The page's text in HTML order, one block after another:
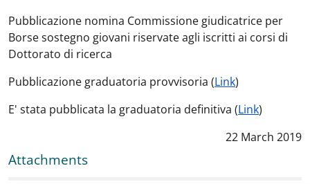
Pubblicazione nomina Commissione giudicatrice per
Borse sostegno giovani riservate agli iscritti ai corsi di
Dottorato di ricerca
Pubblicazione graduatoria provvisoria (Link)
E' stata pubblicata la graduatoria definitiva (Link)
Data notizia:
22 March 2019
Attachments